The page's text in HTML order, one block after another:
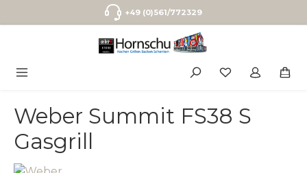
Zum Hauptinhalt springen+49 (0)561/772329
Weber Summit FS38 S
Gasgrill